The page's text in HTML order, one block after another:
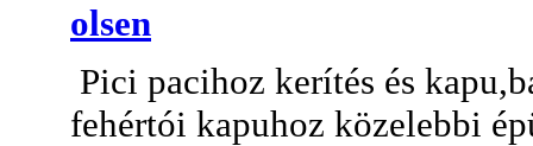
olsen
Pici pacihoz kerítés és
fehértói kapuhoz közelebbi